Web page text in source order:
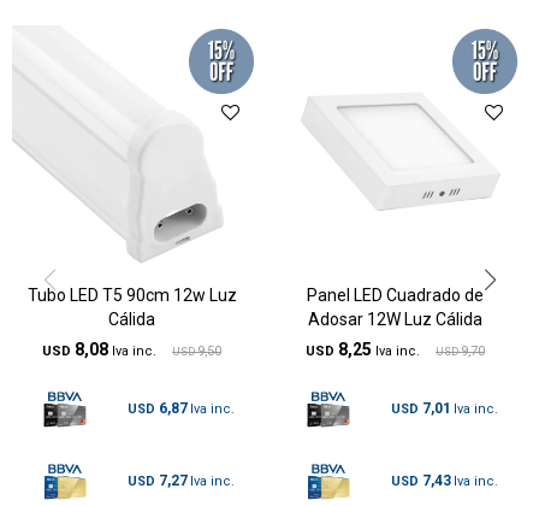
Tubo LED T5 90cm 12w Luz
Cálida
USD 8,08 USD 9,50
USD 6,87
USD 7,27
Panel LED Cuadrado de
Adosar 12W Luz Cálida
USD 8,25 USD 9,70
USD 7,01
USD 7,43